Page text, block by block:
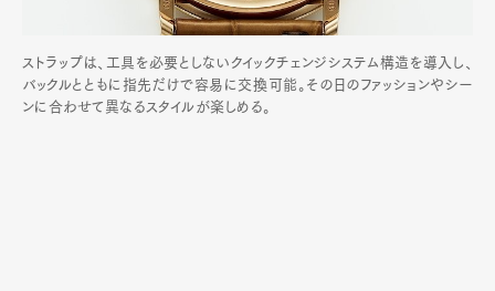
ストラップは、工具を必要としないクイックチェンジシステム構造を導入し、
バックルとともに指先だけで容易に交換可能。その日のファッションやシー
ンに合わせて異なるスタイルが楽しめる。